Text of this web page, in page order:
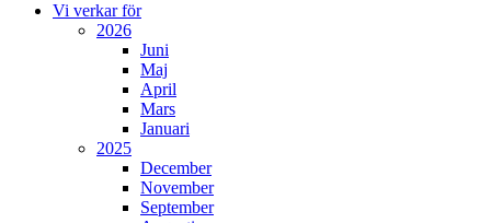
Vi verkar för
2026
Juni
Maj
April
Mars
Januari
2025
December
November
September